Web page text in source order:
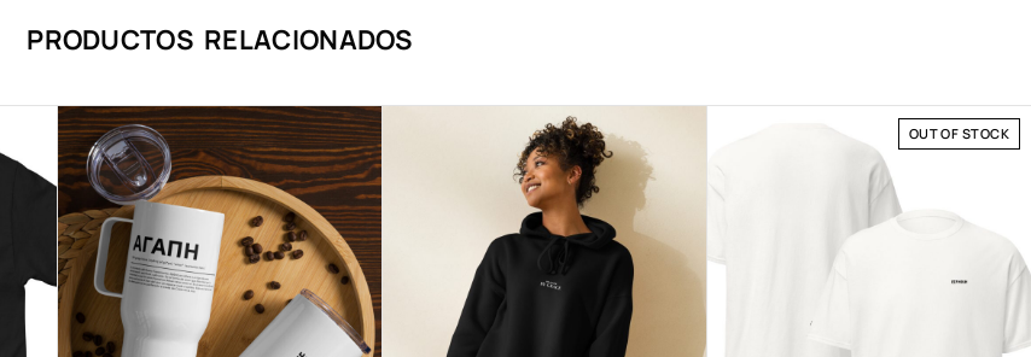
PRODUCTOS RELACIONADOS
OUT OF STOCK